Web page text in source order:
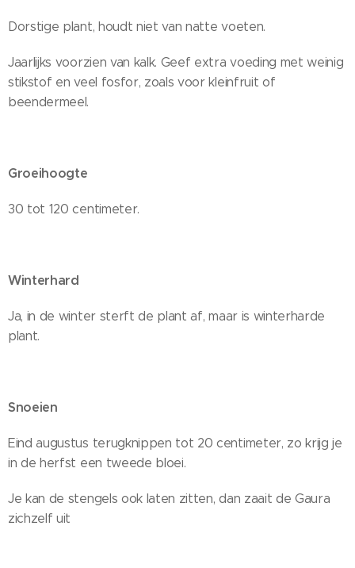
Dorstige plant, houdt niet van natte voeten.
Jaarlijks voorzien van kalk. Geef extra voeding met weinig
stikstof en veel fosfor, zoals voor kleinfruit of
beendermeel.
Groeihoogte
30 tot 120 centimeter.
Winterhard
Ja, in de winter sterft de plant af, maar is winterharde
plant.
Snoeien
Eind augustus terugknippen tot 20 centimeter, zo krijg je
in de herfst een tweede bloei.
Je kan de stengels ook laten zitten, dan zaait de Gaura
zichzelf uit